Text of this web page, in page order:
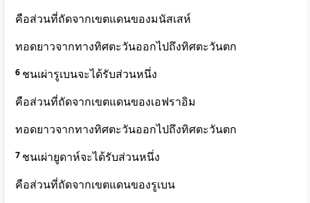
คือส่วนที่ถัดจากเขตแดนของมนัสเสห์
ทอดยาวจากทางทิศตะวันออกไปถึงทิศตะวันตก
6 ชนเผ่ารูเบนจะได้รับส่วนหนึ่ง
คือส่วนที่ถัดจากเขตแดนของเอฟราอิม
ทอดยาวจากทางทิศตะวันออกไปถึงทิศตะวันตก
7 ชนเผ่ายูดาห์จะได้รับส่วนหนึ่ง
คือส่วนที่ถัดจากเขตแดนของรูเบน